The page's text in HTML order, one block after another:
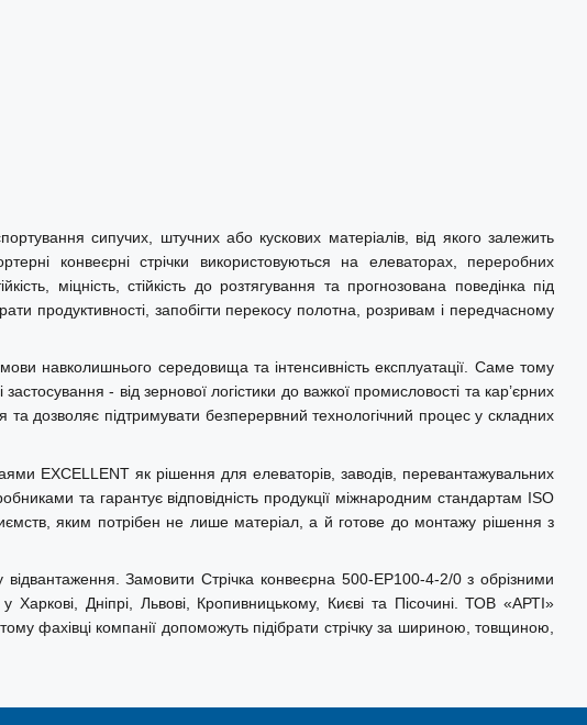
сипучих, штучних або кускових матеріалів, від якого залежить
конвеєрні стрічки використовуються на елеваторах, переробних
міцність, стійкість до розтягування та прогнозована поведінка під
продуктивності, запобігти перекосу полотна, розривам і передчасному
навколишнього середовища та інтенсивність експлуатації. Саме тому
- від зернової логістики до важкої промисловості та кар’єрних
та дозволяє підтримувати безперервний технологічний процес у складних
EXCELLENT як рішення для елеваторів, заводів, перевантажувальних
та гарантує відповідність продукції міжнародним стандартам ISO
яким потрібен не лише матеріал, а й готове до монтажу рішення з
відвантаження. Замовити Стрічка конвеєрна 500-EP100-4-2/0 з обрізними
Дніпрі, Львові, Кропивницькому, Києві та Пісочині. ТОВ «АРТІ»
фахівці компанії допоможуть підібрати стрічку за шириною, товщиною,